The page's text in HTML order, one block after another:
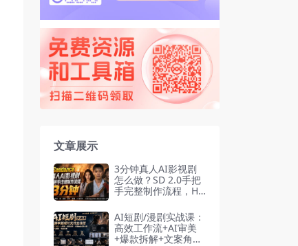
文章展示
3分钟真人AI影视剧
怎么做？SD 2.0手把
手完整制作流程，Hi
0/2.5无限生成
AI短剧/漫剧实战课：
高效工作流+AI审美
+爆款拆解+文案角色